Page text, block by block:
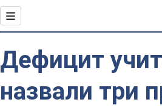
Дефицит
назвали три